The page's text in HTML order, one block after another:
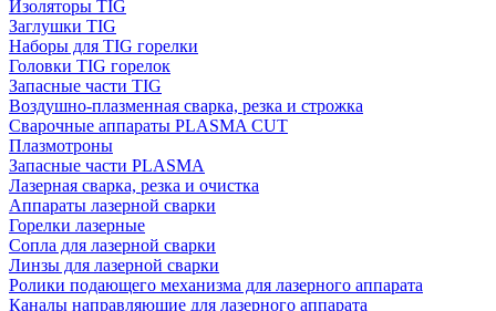
Изоляторы TIG
Заглушки TIG
Наборы для TIG горелки
Головки TIG горелок
Запасные части TIG
Воздушно-плазменная сварка, резка и строжка
Сварочные аппараты PLASMA CUT
Плазмотроны
Запасные части PLASMA
Лазерная сварка, резка и очистка
Аппараты лазерной сварки
Горелки лазерные
Сопла для лазерной сварки
Линзы для лазерной сварки
Ролики подающего механизма для лазерного аппарата
Каналы направляющие для лазерного аппарата